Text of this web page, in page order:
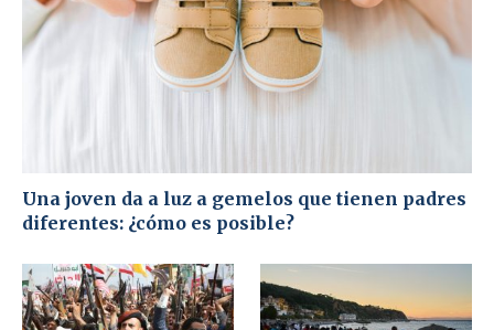
Una joven da a luz a gemelos que tienen padres
diferentes: ¿cómo es posible?